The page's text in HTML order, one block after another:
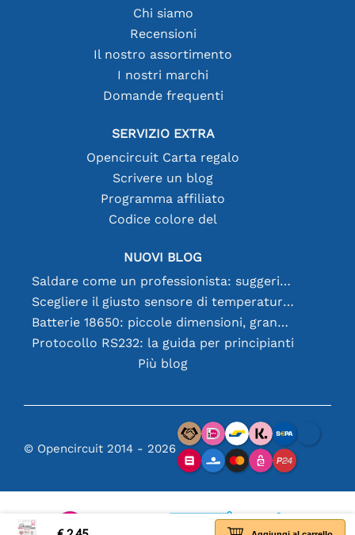
Chi siamo
Recensioni
Il nostro assortimento
I nostri marchi
Domande frequenti
SERVIZIO EXTRA
Opencircuit Carta regalo
Scrivere un blog
Programma affiliato
Codice colore del
NUOVI BLOG
Saldare come un professionista: suggerimenti per connessioni elettroniche perfette
Scegliere il giusto sensore di temperatura [youtube]
Batterie 18650: piccole dimensioni, grandi prestazioni
Protocollo RS232: la guida per principianti
Più blog
© Opencircuit 2014 - 2026